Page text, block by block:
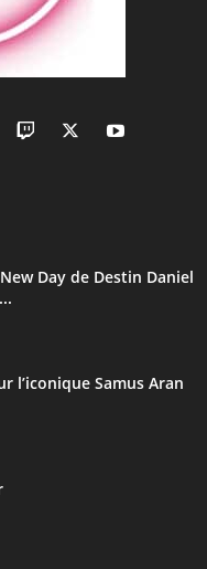
Day de Destin Daniel
l’iconique Samus Aran